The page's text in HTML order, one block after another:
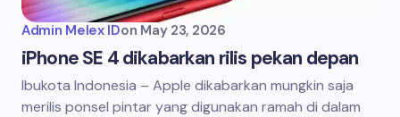
Admin Melex IDon May 23, 2026
iPhone SE 4 dikabarkan rilis pekan depan
Ibukota Indonesia – Apple dikabarkan mungkin saja
merilis ponsel pintar yang digunakan ramah di dalam